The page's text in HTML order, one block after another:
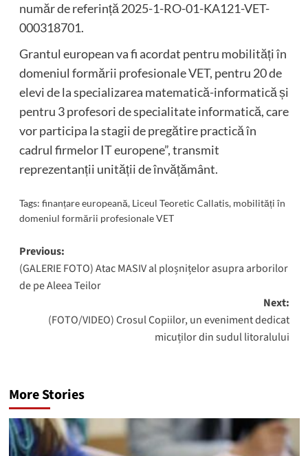
număr de referință 2025-1-RO-01-KA121-VET-
000318701.
Grantul european va fi acordat pentru mobilități în
domeniul formării profesionale VET, pentru 20 de
elevi de la specializarea matematică-informatică și
pentru 3 profesori de specialitate informatică, care
vor participa la stagii de pregătire practică în
cadrul firmelor IT europene”, transmit
reprezentanții unității de învățământ.
Tags: finanțare europeană, Liceul Teoretic Callatis, mobilități în
domeniul formării profesionale VET
Post
navigation
Previous:
(GALERIE FOTO) Atac MASIV al ploșnițelor asupra arborilor
de pe Aleea Teilor
Next:
(FOTO/VIDEO) Crosul Copiilor, un eveniment dedicat
micuților din sudul litoralului
More Stories